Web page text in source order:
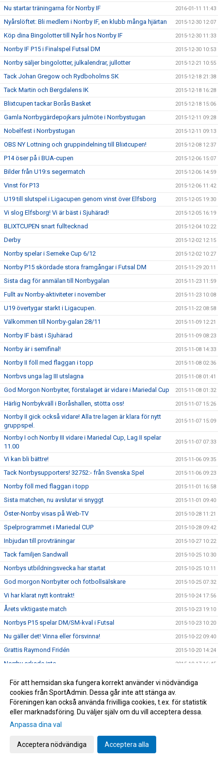
Nu startar träningarna för Norrby IF 2016-01-11 11:43
Nyårslöftet: Bli medlem i Norrby IF, en klubb många hjärtan 2015-12-30 12:07
Köp dina Bingolotter till Nyår hos Norrby IF 2015-12-30 11:33
Norrby IF P15 i Finalspel Futsal DM 2015-12-30 10:53
Norrby säljer bingolotter, julkalendrar, jullotter 2015-12-21 10:55
Tack Johan Gregow och Rydboholms SK 2015-12-18 21:38
Tack Martin och Bergdalens IK 2015-12-18 16:28
Blixtcupen tackar Borås Basket 2015-12-18 15:06
Gamla Norrbygärdepojkars julmöte i Norrbystugan 2015-12-11 09:28
Nobelfest i Norrbystugan 2015-12-11 09:13
OBS NY Lottning och gruppindelning till Blixtcupen! 2015-12-08 12:37
P14 öser på i BUA-cupen 2015-12-06 15:07
Bilder från U19:s segermatch 2015-12-06 14:59
Vinst för P13 2015-12-06 11:42
U19 till slutspel i Ligacupen genom vinst över Elfsborg 2015-12-05 19:30
Vi slog Elfsborg! Vi är bäst i Sjuhärad! 2015-12-05 16:19
BLIXTCUPEN snart fulltecknad 2015-12-04 10:22
Derby 2015-12-02 12:15
Norrby spelar i Serneke Cup 6/12 2015-12-02 10:27
Norrby P15 skördade stora framgångar i Futsal DM 2015-11-29 20:11
Sista dag för anmälan till Norrbygalan 2015-11-23 11:59
Fullt av Norrby-aktiviteter i november 2015-11-23 10:08
U19 övertygar starkt i Ligacupen. 2015-11-22 08:58
Välkommen till Norrby-galan 28/11 2015-11-09 12:21
Norrby IF bäst i Sjuhärad 2015-11-09 08:23
Norrby är i semifinal! 2015-11-08 14:33
Norrby II föll med flaggan i topp 2015-11-08 02:36
Norrbvs unga lag III utslagna 2015-11-08 01:41
God Morgon Norrbyiter, förstalaget är vidare i Mariedal Cup 2015-11-08 01:32
Härlig Norrbykväll i Boråshallen, stötta oss! 2015-11-07 15:26
Norrby II gick också vidare! Alla tre lagen är klara för nytt
gruppspel.
2015-11-07 15:09
Norrby I och Norrby III vidare i Mariedal Cup, Lag II spelar
11.00
2015-11-07 07:33
Vi kan bli bättre! 2015-11-06 09:35
Tack Norrbysupporters! 32752:- från Svenska Spel 2015-11-06 09:23
Norrby föll med flaggan i topp 2015-11-01 16:58
Sista matchen, nu avslutar vi snyggt 2015-11-01 09:40
Öster-Norrby visas på Web-TV 2015-10-28 11:21
Spelprogrammet i Mariedal CUP 2015-10-28 09:42
Inbjudan till provträningar 2015-10-27 10:22
Tack familjen Sandwall 2015-10-25 10:30
Norrbys utbildningsvecka har startat 2015-10-25 10:11
God morgon Norrbyiter och fotbollsälskare 2015-10-25 07:32
Vi har klarat nytt kontrakt! 2015-10-24 17:56
Årets viktigaste match 2015-10-23 19:10
Norrbys P15 spelar DM/SM-kval i Futsal 2015-10-23 10:20
Nu gäller det! Vinna eller försvinna! 2015-10-22 09:40
Grattis Raymond Fridén 2015-10-20 14:24
Norrby orkade inte 2015-10-17 16:45
NORRBYGALAN DEN 28 NOVEMBER
Zumban startar 18.30 idag 2015-10-14 13:53
Träningar under utbildningsveckan
För att hemsidan ska fungera korrekt använder vi nödvändiga
cookies från SportAdmin. Dessa går inte att stänga av.
Föreningen kan också använda frivilliga cookies, t.ex. för statistik
eller marknadsföring. Du väljer själv om du vill acceptera dessa.
Anpassa dina val
Acceptera nödvändiga Acceptera alla